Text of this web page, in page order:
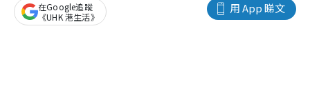
用 App 睇文
在Google追蹤
《UHK 港生活》